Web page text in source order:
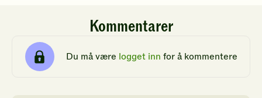
Kommentarer
Du må være logget inn for å kommentere